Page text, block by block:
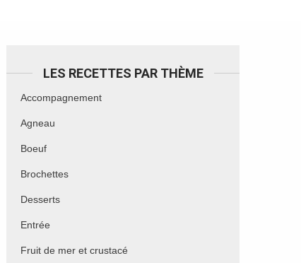
LES RECETTES PAR THÈME
Accompagnement
Agneau
Boeuf
Brochettes
Desserts
Entrée
Fruit de mer et crustacé